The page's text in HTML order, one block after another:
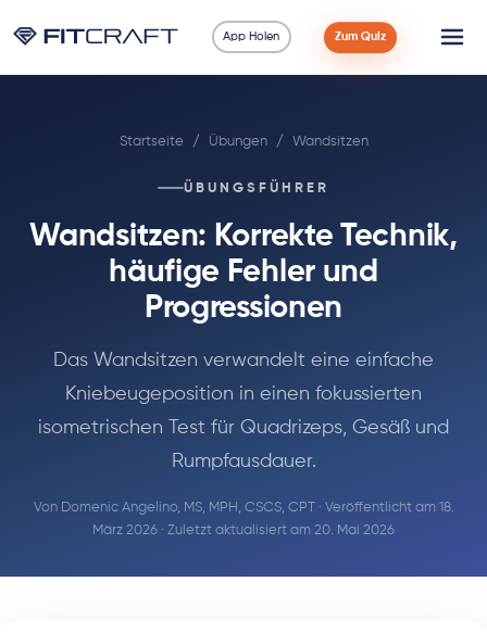
App Holen Zum Quiz
Startseite / Übungen / Wandsitzen
ÜBUNGSFÜHRER
Wandsitzen: Korrekte Technik,
häufige Fehler und
Progressionen
Das Wandsitzen verwandelt eine einfache
Kniebeugeposition in einen fokussierten
isometrischen Test für Quadrizeps, Gesäß und
Rumpfausdauer.
Von Domenic Angelino, MS, MPH, CSCS, CPT· Veröffentlicht am 18.
März 2026 · Zuletzt aktualisiert am 20. Mai 2026